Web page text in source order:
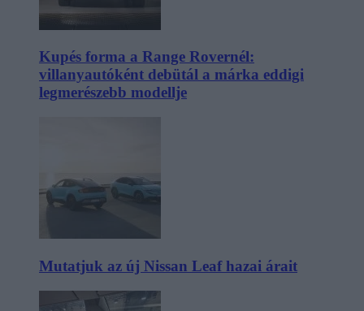
Kupés forma a Range Rovernél:
villanyautóként debütál a márka eddigi
legmerészebb modellje
Mutatjuk az új Nissan Leaf hazai árait